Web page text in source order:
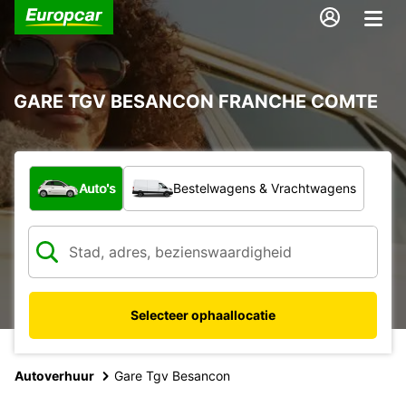
GARE TGV BESANCON FRANCHE COMTE
Welk type voertuig?
Auto's Bestelwagens & Vrachtwagens
Selecteer ophaallocatie
Autoverhuur Gare Tgv Besancon